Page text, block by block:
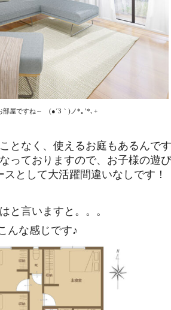
部屋ですね～ (●´3｀)ノ*｡’*､+
となく、使えるお庭もあるんです
っておりますので、お子様の遊
として大活躍間違いなしです！
と言いますと。。。
んな感じです♪